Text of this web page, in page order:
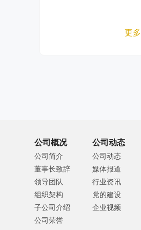
更多
公司概况
公司简介
董事长致辞
领导团队
组织架构
子公司介绍
公司荣誉
公司动态
公司动态
媒体报道
行业资讯
党的建设
企业视频